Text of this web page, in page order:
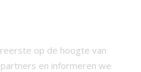
op de hoogte van
en informeren we